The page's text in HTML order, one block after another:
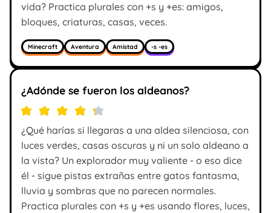
vida? Practica plurales con +s y +es: amigos,
bloques, criaturas, casas, veces.
Minecraft Aventura Amistad -s -es
¿Adónde se fueron los aldeanos?
¿Qué harías si llegaras a una aldea silenciosa, con
luces verdes, casas oscuras y ni un solo aldeano a
la vista? Un explorador muy valiente - o eso dice
él - sigue pistas extrañas entre gatos fantasma,
lluvia y sombras que no parecen normales.
Practica plurales con +s y +es usando flores, luces,